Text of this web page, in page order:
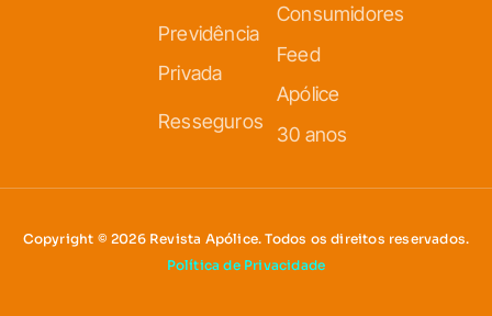
Previdência
Privada
Resseguros
Consumidores
Feed
Apólice
30 anos
Copyright © 2026 Revista Apólice. Todos os direitos reservados.
Política de Privacidade